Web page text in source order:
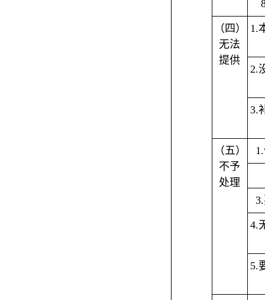
（四）
无法
提供
1.
2.
3.
（五）
不予
处理
4.
5.